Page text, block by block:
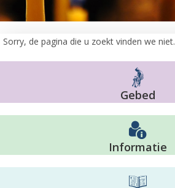
Sorry, de pagina die u zoekt vinden we niet.
Gebed
Informatie